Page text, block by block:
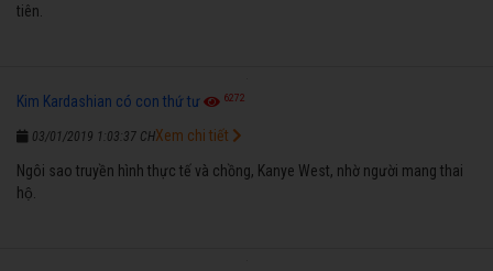
tiên.
Kim Kardashian có con thứ tư 6272
03/01/2019 1:03:37 CH
Ngôi sao truyền hình thực tế và chồng, Kanye West, nhờ người mang thai
hộ.
Xem chi tiết